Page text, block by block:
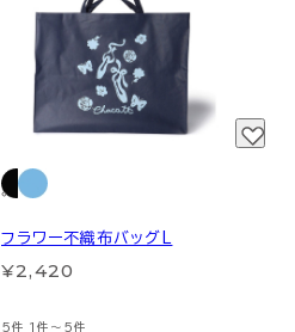
フラワー不織布バッグL
¥2,420
5件 1件～5件